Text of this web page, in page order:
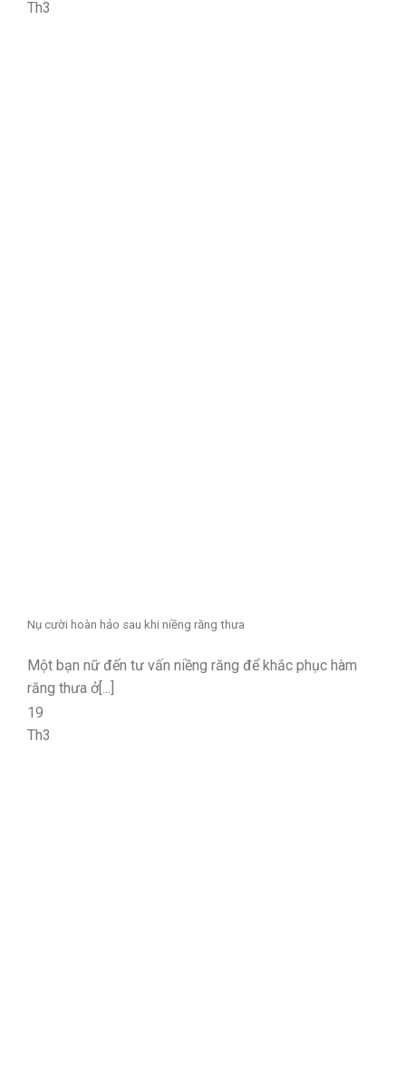
Th3
Nụ cười hoàn hảo sau khi niềng răng thưa
Một bạn nữ đến tư vấn niềng răng để khắc phục hàm
răng thưa ở[...]
19
Th3